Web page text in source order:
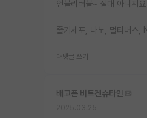
언블리버블~ 절대 아니지
줄기세포, 나노, 멀티버스,
대댓글 쓰기
배고픈 비트겐슈타인